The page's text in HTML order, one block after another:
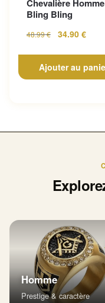
Chevalière Homme
Bling Bling
48.99€ 34.90 €
Ajouter au
Homme
Prestige & caractère